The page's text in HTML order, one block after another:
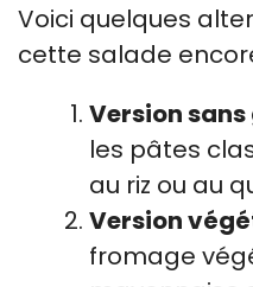
Voici quelques
cette salade
Version sans
les pâtes
au riz ou au
Version
fromage